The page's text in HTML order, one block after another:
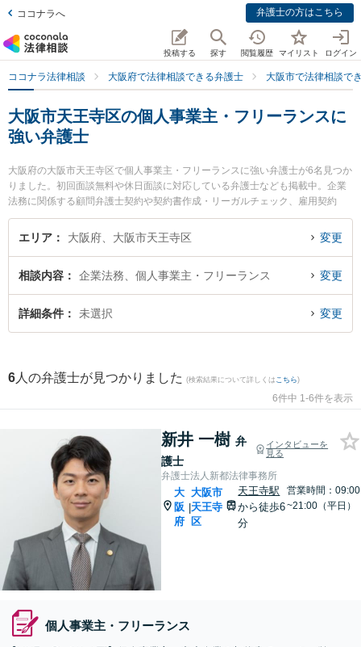
ココナラへ 弁護士の方はこちら
投稿する 探す 閲覧履歴 マイリスト ログイン
ココナラ法律相談 大阪府で法律相談できる弁護士 大阪市で法律相談で
大阪市天王寺区の個人事業主・フリーランスに
強い弁護士
大阪府の大阪市天王寺区で個人事業主・フリーランスに強い弁護士が6名見つか
りました。初回面談無料や休日面談に対応している弁護士なども掲載中。企業
法務に関係する顧問弁護士契約や契約書作成・リーガルチェック、雇用契約
書・就業規則作成等の細かな分野での絞り込み検索もでき便利です。特に弁護
士法人新都法律事務所の新井 一樹弁護士や上本町総合法律事務所の池田 直樹弁
個人事業主・フリーランスのトラブルを今すぐに弁護士に相談したい』『個人
事業主・フリーランスのトラブル解決の実績豊富な近くの弁護士を検索した
い』『初回相談無料で個人事業主・フリーランスを法律相談できる大阪市天王
エリア 大阪府、大阪市天王寺区 変更
相談内容 企業法務、個人事業主・フリーランス 変更
詳細条件 未選択 変更
6 人の弁護士が見つかりました (検索結果について詳しくは こちら)
6件中 1-6件を表示
新井 一樹 弁
護士
インタビューを
見る
弁護士法人新都法律事務所
大
阪
府
|
大阪市
天王寺
区
天王寺駅
から徒歩6
分
営業時間：09:00
~21:00（平日）
個人事業主・フリーランス